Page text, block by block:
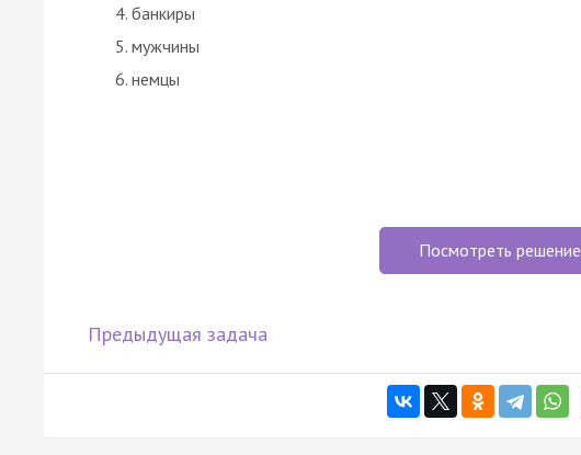
банкиры
мужчины
немцы
Посмотреть решение
Предыдущая задача